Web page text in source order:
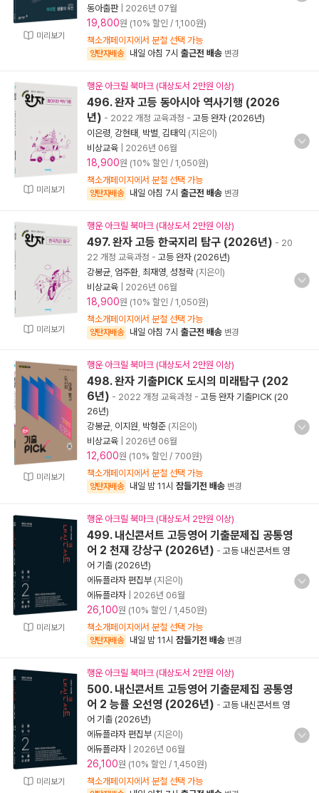
미리보기
동아출판| 2026년 07월
19,800원 (10% 할인 / 1,100원)
책소개페이지에서 분철 선택 가능
양탄자배송 내일 아침 7시 출근전 배송 변경
미리보기
행운 아크릴 북마크 (대상도서 2만원 이상)
496. 완자 고등 동아시아 역사기행 (2026
년) - 2022 개정 교육과정 - 고등 완자 (2026년)
이은령 강현태 박별 김태익 (지은이)
비상교육
2026년 06월
18,900원 (10% 할인 / 1,050원)
책소개페이지에서 분철 선택 가능
양탄자배송 내일 아침 7시 출근전 배송 변경
미리보기
행운 아크릴 북마크 (대상도서 2만원 이상)
497. 완자 고등 한국지리 탐구 (2026년) - 20
22 개정 교육과정 - 고등 완자 (2026년)
강봉균 엄주환 최재영 성정락 (지은이)
비상교육
2026년 06월
18,900원 (10% 할인 / 1,050원)
책소개페이지에서 분철 선택 가능
양탄자배송 내일 아침 7시 출근전 배송 변경
미리보기
행운 아크릴 북마크 (대상도서 2만원 이상)
498. 완자 기출PICK 도시의 미래탐구 (202
6년) - 2022 개정 교육과정 - 고등 완자 기출PICK (20
26년)
강봉균 이지원 박형준 (지은이)
비상교육
2026년 06월
12,600원 (10% 할인 / 700원)
책소개페이지에서 분철 선택 가능
양탄자배송 내일 밤 11시 잠들기전 배송 변경
미리보기
행운 아크릴 북마크 (대상도서 2만원 이상)
499. 내신콘서트 고등영어 기출문제집 공통영
어 2 천재 강상구 (2026년) - 고등 내신콘서트 영
어 기출 (2026년)
에듀플라자 편집부 (지은이)
에듀플라자
2026년 06월
26,100원 (10% 할인 / 1,450원)
책소개페이지에서 분철 선택 가능
양탄자배송 내일 밤 11시 잠들기전 배송 변경
미리보기
행운 아크릴 북마크 (대상도서 2만원 이상)
500. 내신콘서트 고등영어 기출문제집 공통영
어 2 능률 오선영 (2026년) - 고등 내신콘서트 영
어 기출 (2026년)
에듀플라자 편집부 (지은이)
에듀플라자
2026년 06월
26,100원 (10% 할인 / 1,450원)
책소개페이지에서 분철 선택 가능